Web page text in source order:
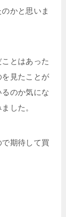
かと思いま
とはあった
見たことが
のか気にな
した。
期待して買